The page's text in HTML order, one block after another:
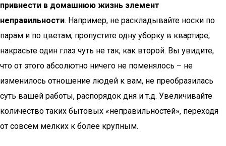
привнести в домашнюю жизнь элемент
неправильности. Например, не раскладывайте носки по
парам и по цветам, пропустите одну уборку в квартире,
накрасьте один глаз чуть не так, как второй. Вы увидите,
что от этого абсолютно ничего не поменялось – не
изменилось отношение людей к вам, не преобразилась
суть вашей работы, распорядок дня и т.д. Увеличивайте
количество таких бытовых «неправильностей», переходя
от совсем мелких к более крупным.